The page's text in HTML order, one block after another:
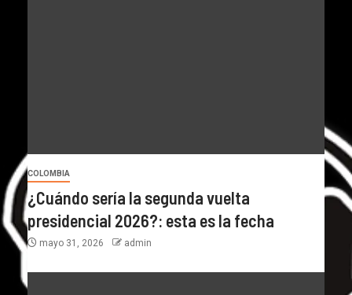
COLOMBIA
¿Cuándo sería la segunda vuelta
presidencial 2026?: esta es la fecha
mayo 31, 2026 admin